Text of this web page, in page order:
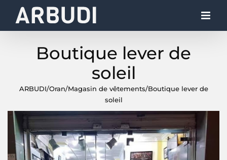
Boutique lever de
soleil
ARBUDI/Oran/Magasin de vêtements/Boutique lever de
soleil